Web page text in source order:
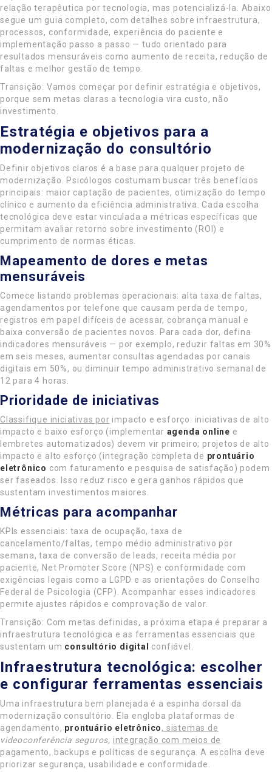
relação terapêutica por tecnologia, mas potencializá-la. Abaixo
segue um guia completo, com detalhes sobre infraestrutura,
processos, conformidade, experiência do paciente e
implementação passo a passo — tudo orientado para
resultados mensuráveis como aumento de receita, redução de
faltas e melhor gestão de tempo.
Transição: Vamos começar por definir estratégia e objetivos,
porque sem metas claras a tecnologia vira custo, não
investimento.
Estratégia e objetivos para a
modernização do consultório
Definir objetivos claros é a base para qualquer projeto de
modernização. Psicólogos costumam buscar três benefícios
principais: maior captação de pacientes, otimização do tempo
clínico e aumento da eficiência administrativa. Cada escolha
tecnológica deve estar vinculada a métricas específicas que
permitam avaliar retorno sobre investimento (ROI) e
cumprimento de normas éticas.
Mapeamento de dores e metas
mensuráveis
Comece listando problemas operacionais: alta taxa de faltas,
agendamentos por telefone que causam perda de tempo,
registros em papel difíceis de acessar, cobrança manual e
baixa conversão de pacientes novos. Para cada dor, defina
indicadores mensuráveis — por exemplo, reduzir faltas em 30%
em seis meses, aumentar consultas agendadas por canais
digitais em 50%, ou diminuir tempo administrativo semanal de
12 para 4 horas.
Prioridade de iniciativas
Classifique iniciativas por impacto e esforço: iniciativas de alto
impacto e baixo esforço (implementar agenda online e
lembretes automatizados) devem vir primeiro; projetos de alto
impacto e alto esforço (integração completa de prontuário
eletrônico com faturamento e pesquisa de satisfação) podem
ser faseados. Isso reduz risco e gera ganhos rápidos que
sustentam investimentos maiores.
Métricas para acompanhar
KPIs essenciais: taxa de ocupação, taxa de
cancelamento/faltas, tempo médio administrativo por
semana, taxa de conversão de leads, receita média por
paciente, Net Promoter Score (NPS) e conformidade com
exigências legais como a LGPD e as orientações do Conselho
Federal de Psicologia (CFP). Acompanhar esses indicadores
permite ajustes rápidos e comprovação de valor.
Transição: Com metas definidas, a próxima etapa é preparar a
infraestrutura tecnológica e as ferramentas essenciais que
sustentam um consultório digital confiável.
Infraestrutura tecnológica: escolher
e configurar ferramentas essenciais
Uma infraestrutura bem planejada é a espinha dorsal da
modernização consultório. Ela engloba plataformas de
agendamento, prontuário eletrônico, sistemas de
videoconferência seguros, integração com meios de
pagamento, backups e políticas de segurança. A escolha deve
priorizar segurança, usabilidade e conformidade.